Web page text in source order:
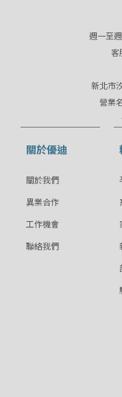
週一至
客
新北市
營業
關於優迪
關於我們
異業合作
工作機會
聯絡我們